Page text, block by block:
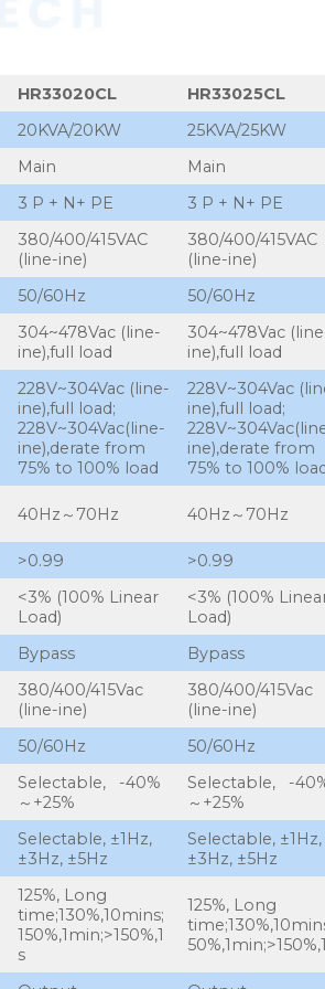
HR33020CL
HR33025CL
20KVA/20KW
25KVA/25KW
Main
Main
3 P + N+ PE 3 P + N+ PE
380/400/415VAC
(line-ine)
380/400/415VAC
(line-ine)
50/60Hz
50/60Hz
304~478Vac (line-
ine),full load
304~478Vac
ine),full load
228V~304Vac (line-
ine),full load;
228V~304Vac(line-
ine),derate from
75% to 100% load
228V~304Vac
ine),full load;
ine),derate from
75% to 100%
40Hz～70Hz 40Hz～70Hz
>0.99 >0.99
<3% (100% Linear
Load)
<3% (100%
Load)
Bypass Bypass
380/400/415Vac
(line-ine)
380/400/415Vac
(line-ine)
50/60Hz
50/60Hz
Selectable, -40%
～+25%
Selectable, -
～+25%
Selectable, ±1Hz,
±3Hz, ±5Hz
Selectable, ±1Hz,
±3Hz, ±5Hz
125%, Long
time;130%,10mins;
150%,1min;>150%,1
s
125%, Long